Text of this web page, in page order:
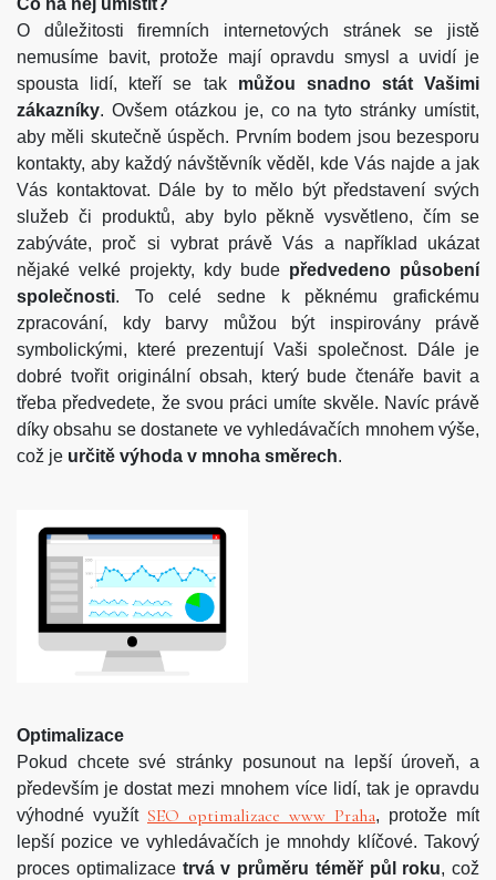
Co na něj umístit?
O důležitosti firemních internetových stránek se jistě
nemusíme bavit, protože mají opravdu smysl a uvidí je
spousta lidí, kteří se tak můžou snadno stát Vašimi
zákazníky. Ovšem otázkou je, co na tyto stránky umístit,
aby měli skutečně úspěch. Prvním bodem jsou bezesporu
kontakty, aby každý návštěvník věděl, kde Vás najde a jak
Vás kontaktovat. Dále by to mělo být představení svých
služeb či produktů, aby bylo pěkně vysvětleno, čím se
zabýváte, proč si vybrat právě Vás a například ukázat
nějaké velké projekty, kdy bude předvedeno působení
společnosti. To celé sedne k pěknému grafickému
zpracování, kdy barvy můžou být inspirovány právě
symbolickými, které prezentují Vaši společnost. Dále je
dobré tvořit originální obsah, který bude čtenáře bavit a
třeba předvedete, že svou práci umíte skvěle. Navíc právě
díky obsahu se dostanete ve vyhledávačích mnohem výše,
což je určitě výhoda v mnoha směrech.
Optimalizace
Pokud chcete své stránky posunout na lepší úroveň, a
především je dostat mezi mnohem více lidí, tak je opravdu
výhodné využít SEO optimalizace www Praha, protože mít
lepší pozice ve vyhledávačích je mnohdy klíčové. Takový
proces optimalizace trvá v průměru téměř půl roku, což